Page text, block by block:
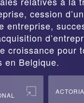
cession
entreprise,
croissance pour
en Belgique.